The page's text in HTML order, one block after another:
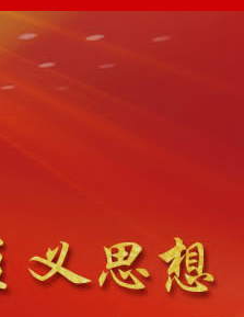
划 录 习